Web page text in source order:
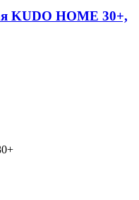
KUDO HOME 30+,